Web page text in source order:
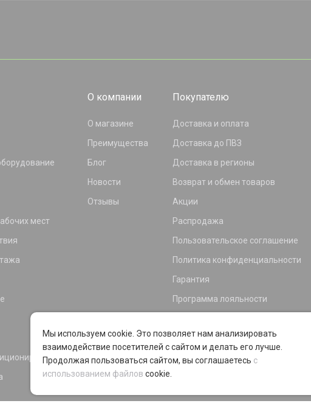
мест
О компании
О магазине
Преимущества
Блог
Новости
Отзывы
Покупателю
Доставка и оплата
Доставка до ПВЗ
Доставка в регионы
Возврат и обмен товаров
Акции
Распродажа
Пользовательское соглашение
Политика конфиденциальности
Гарантия
Программа лояльности
Мы используем cookie. Это позволяет нам анализировать
взаимодействие посетителей с сайтом и делать его лучше.
Продолжая пользоваться сайтом, вы соглашаетесь с
использованием файлов cookie.